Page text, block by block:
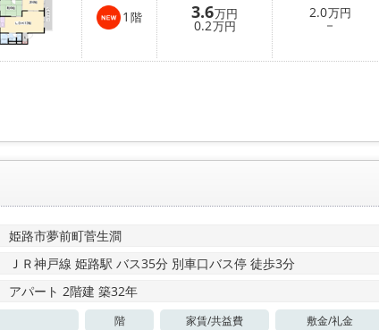
1 階 3.6万円
0.2万円
2.0万円
－
姫路市夢前町菅生澗
ＪＲ神戸線 姫路駅 バス35分 別車口バス停 徒歩3分
アパート 2階建 築32年
階 家賃/共益費 敷金/礼金